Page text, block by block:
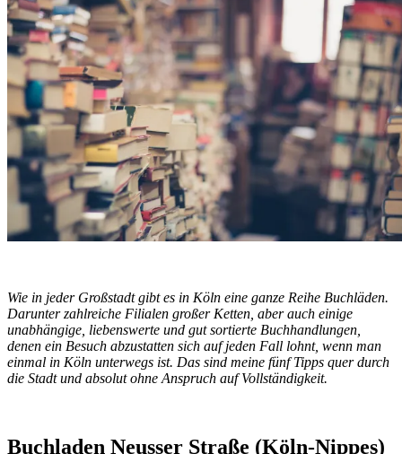
Wie in jeder Großstadt gibt es in Köln eine ganze Reihe Buchläden.
Darunter zahlreiche Filialen großer Ketten, aber auch einige
unabhängige, liebenswerte und gut sortierte Buchhandlungen,
denen ein Besuch abzustatten sich auf jeden Fall lohnt, wenn man
einmal in Köln unterwegs ist. Das sind meine fünf Tipps quer durch
die Stadt und absolut ohne Anspruch auf Vollständigkeit.
Buchladen Neusser Straße (Köln-Nippes)